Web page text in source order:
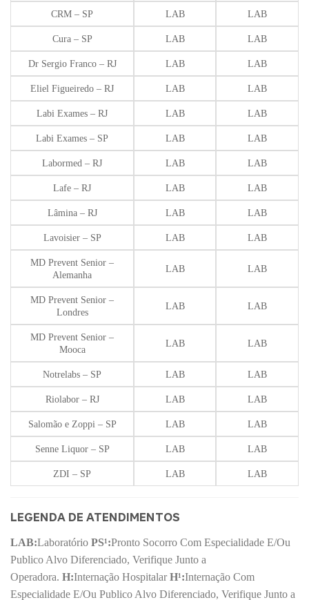
CRM – SP LAB LAB
Cura – SP LAB LAB
Dr Sergio Franco – RJ LAB LAB
Eliel Figueiredo – RJ LAB LAB
Labi Exames – RJ LAB LAB
Labi Exames – SP LAB LAB
Labormed – RJ LAB LAB
Lafe – RJ LAB LAB
Lâmina – RJ LAB LAB
Lavoisier – SP LAB LAB
MD Prevent Senior –
Alemanha
LAB LAB
MD Prevent Senior –
Londres
LAB LAB
MD Prevent Senior –
Mooca
LAB LAB
Notrelabs – SP LAB LAB
Riolabor – RJ LAB LAB
Salomão e Zoppi – SP LAB LAB
Senne Liquor – SP LAB LAB
ZDI – SP LAB LAB
LEGENDA DE ATENDIMENTOS
LAB:Laboratório PS¹:Pronto Socorro Com Especialidade E/Ou
Publico Alvo Diferenciado, Verifique Junto a
Operadora. H:Internação HospitalarH¹:Internação Com
Especialidade E/Ou Publico Alvo Diferenciado, Verifique Junto a